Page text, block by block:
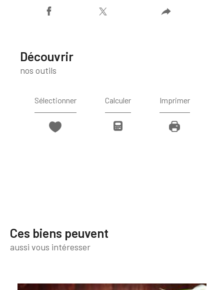
découvrir
nos outils
Sélectionner Calculer Imprimer
Ces biens peuvent
aussi vous intéresser